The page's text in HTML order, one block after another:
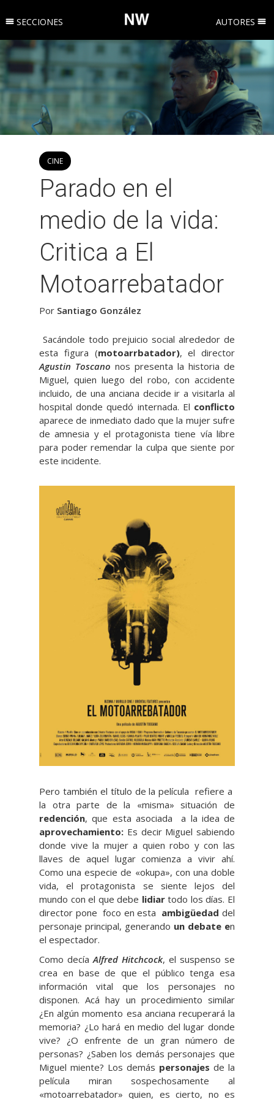
SECCIONES AUTORES
CINE
Parado en el
medio de la vida:
Critica a El
Motoarrebatador
Por Santiago González
Sacándole todo prejuicio social alrededor de
esta figura (motoarrbatador), el director
Agustin Toscano nos presenta la historia de
Miguel, quien luego del robo, con accidente
incluido, de una anciana decide ir a visitarla al
hospital donde quedó internada. El conflicto
aparece de inmediato dado que la mujer sufre
de amnesia y el protagonista tiene vía libre
para poder remendar la culpa que siente por
este incidente.
Pero también el título de la película refiere a
la otra parte de la «misma» situación de
redención, que esta asociada a la idea de
aprovechamiento: Es decir Miguel sabiendo
donde vive la mujer a quien robo y con las
llaves de aquel lugar comienza a vivir ahí.
Como una especie de «okupa», con una doble
vida, el protagonista se siente lejos del
mundo con el que debe lidiartodo los días. El
director pone foco en esta ambigüedad del
personaje principal, generando un debate en
el espectador.
Como decíaAlfred Hitchcock, el suspenso se
crea en base de que el público tenga esa
información vital que los personajes no
disponen. Acá hay un procedimiento similar
¿En algún momento esa anciana recuperará la
memoria? ¿Lo hará en medio del lugar donde
vive? ¿O enfrente de un gran número de
personas? ¿Saben los demás personajes que
Miguel miente? Los demás personajes de la
película miran sospechosamente al
«motoarrebatador» quien, es cierto, no es